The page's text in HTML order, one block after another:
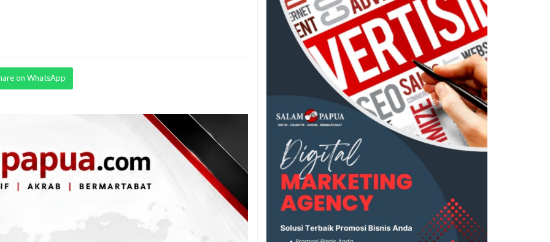
on WhatsApp